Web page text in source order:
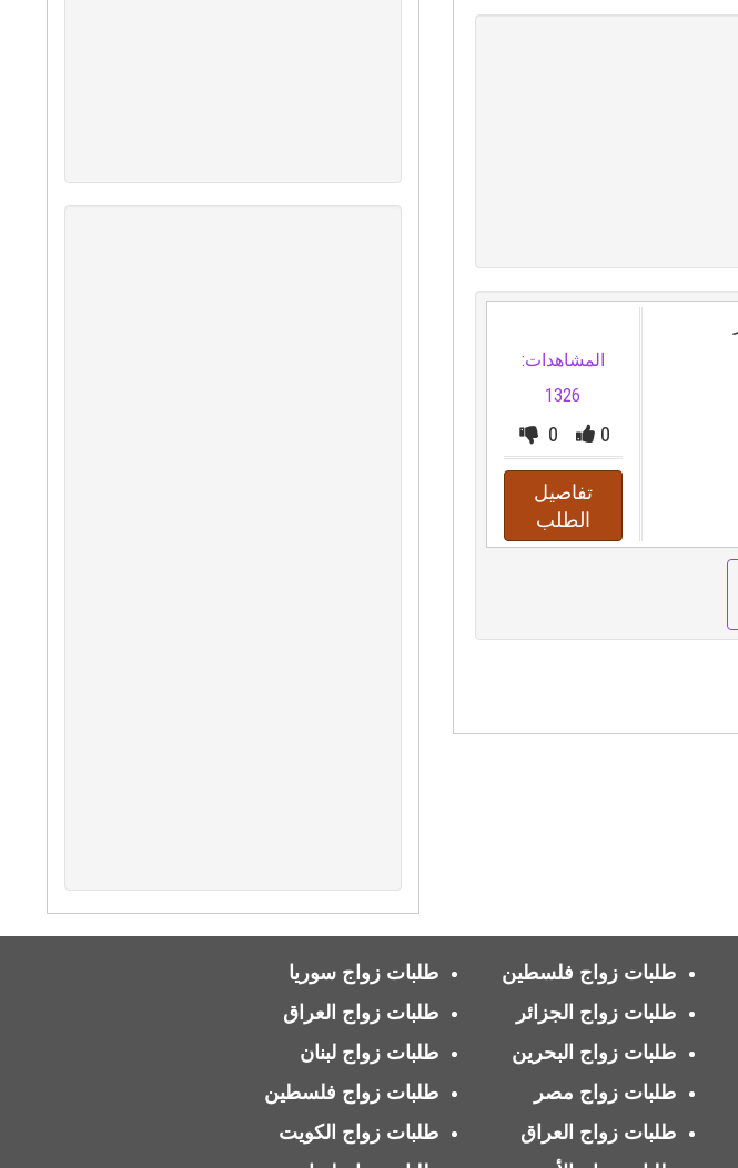
المشاهدات:
1326
0
0
تفاصيل
الطلب
طلبات زواج فلسطين
طلبات زواج الجزائر
طلبات زواج البحرين
طلبات زواج مصر
طلبات زواج العراق
طلبات زواج سوريا
طلبات زواج العراق
طلبات زواج لبنان
طلبات زواج فلسطين
طلبات زواج الكويت